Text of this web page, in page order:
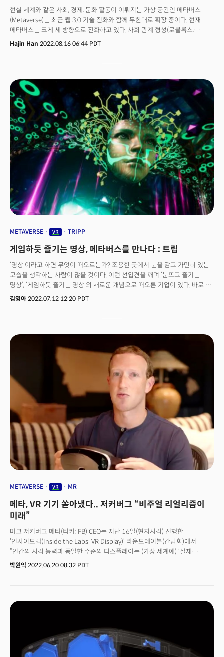
"메타의 이런 시도는 메타버스 상에서의 움직임에 대해 생각하는 방법과
메타버스에서 이용자가 자신을 표현하기로 결정하는 방법을 개선하는 큰
변화가 될 것"이라고 분석했다.
현실 세계와 같은 사회, 경제, 문화 활동이 이뤄지는 가상 공간인 메타버스
(Metaverse)는 최근 웹 3.0 기술 진화와 함께 무한대로 확장 중이다. 현재
메타버스는 크게 세 방향으로 진화하고 있다. 사회 관계 형성(로블록스,
제페토), 디지털 자산 거래(가상 부동산이나 가상 상품 거래, 디센트럴랜드),
원격 협업 지원(원격 의사 소통, 페이스북 워크룸, MS메시) 등이다. 이중 최근
곳이다.최근 메타버스에는 현실 세계와 거의 동일한 수준의 공간이 꾸려진다.
현실에서도 다른 사람과 친해지려면 함께 차를 마시거나 술을 먹는데,
메타버스에서도 이런 일이 벌어지는 추세다. 특히 최근 메타버스 기업
테라제로(TerraZero)가 ‘버추얼 바(virtual bars)’를 만들어 화제다. 현재
몰입형 기술(immersive technology)로는 디지털 음주를 실제처럼 느끼게
하기는 불가능하지만, 함께 어울릴 수 있는 공간이다.
Hajin Han 2022.08.16 06:44 PDT
METAVERSE VR TRIPP
게임하듯 즐기는 명상, 메타버스를 만나다 : 트립
‘명상’이라고 하면 무엇이 떠오르는가? 조용한 곳에서 눈을 감고 가만히 있는
모습을 생각하는 사람이 많을 것이다. 이런 선입견을 깨며 ‘눈뜨고 즐기는
명상’, ‘게임하듯 즐기는 명상’의 새로운 개념으로 떠오른 기업이 있다. 바로 VR
명상 앱을 만드는 트립(Tripp)이다.트립은 여러 면에서 파격적인 기업이다.
시선을 맞추며 목표물을 터뜨리기도 한다. 명상이라고 하기에는 다소
파격적이다. 하지만 실제 임상실험에서 정신과 치료를 받은 효과를 내기도
했다. 단순 VR 명상 기업에 그치지 않고 NFT와 메타버스로 영역을 확장하고
있는 트립을 소개한다.
김영아 2022.07.12 12:20 PDT
METAVERSE VR MR
메타, VR 기기 쏟아냈다.. 저커버그 “비주얼 리얼리즘이
미래”
마크 저커버그 메타(티커: FB) CEO는 지난 16일(현지시각) 진행한
‘인사이드랩(Inside the Labs: VR Display)’ 라운드테이블(간담회)에서
“인간의 시각 능력과 동일한 수준의 디스플레이는 (가상 세계에) ‘실재
존재하는 기분(realistic sense of presence)’을 느끼게 해 줄 것”이라며
인사이드랩 행사는 메타의 최신 VR·AR·MR(혼합현실) 기술을 설명하기 위한
자리였다. 마크 저커버그 CEO를 비롯해 메타 산하 VR 연구 조직인
함께 참여해 앞으로 풀어야 할 숙제, 메타의 접근 방식 등을
소개했다.‘홀로케이크2(Holocake 2)’, ‘버터스카치(Butterscotch)’ 등
리얼리티랩 리서치가 개발 중인 최신 헤드셋 프로토타입(시제품)도 공개했다.
박원익 2022.06.20 08:32 PDT